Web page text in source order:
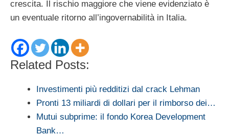
crescita. Il rischio maggiore che viene evidenziato è
un eventuale ritorno all’ingovernabilità in Italia.
Related Posts:
Investimenti più redditizi dal crack Lehman
Pronti 13 miliardi di dollari per il rimborso dei…
Mutui subprime: il fondo Korea Development
Bank…